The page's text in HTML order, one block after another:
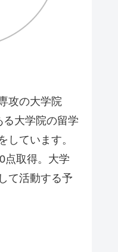
攻の大学院
大学院の留学
しています。
点取得。大学
て活動する予